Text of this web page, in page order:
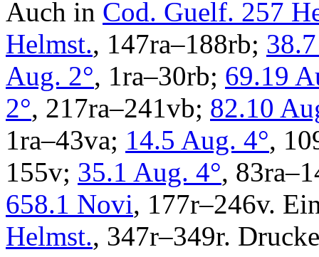
Auch in Cod. Guelf. 257
Helmst., 147ra–188rb;
Aug. 2°, 1ra–30rb; 69.19
2°, 217ra–241vb; 82.10
1ra–43va; 14.5 Aug. 4°,
155v; 35.1 Aug. 4°,
658.1 Novi, 177r–246v.
Helmst., 347r–349r.